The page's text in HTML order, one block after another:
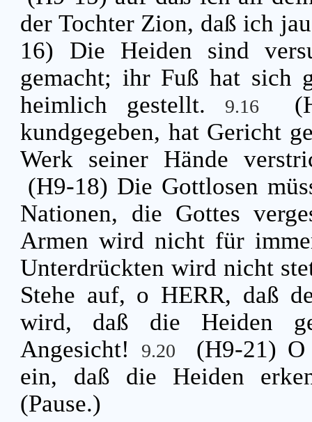
der Tochter Zion, daß ich
16) Die Heiden sind
gemacht; ihr Fuß hat sich
heimlich gestellt.
9.16
kundgegeben, hat Gericht
Werk seiner Hände
(H9-18) Die Gottlosen
Nationen, die Gottes
Armen wird nicht für
Unterdrückten wird nicht
Stehe auf, o HERR, daß
wird, daß die Heiden
Angesicht!
9.20
(H9-21) O
ein, daß die Heiden
(Pause.)